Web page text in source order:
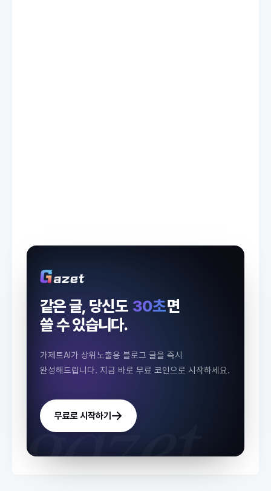
gazet.
같은 글, 당신도 30초면
쓸 수 있습니다.
가제트AI가 상위노출용 블로그 글을 즉시
완성해드립니다. 지금 바로 무료 코인으로 시작하세요.
무료로 시작하기